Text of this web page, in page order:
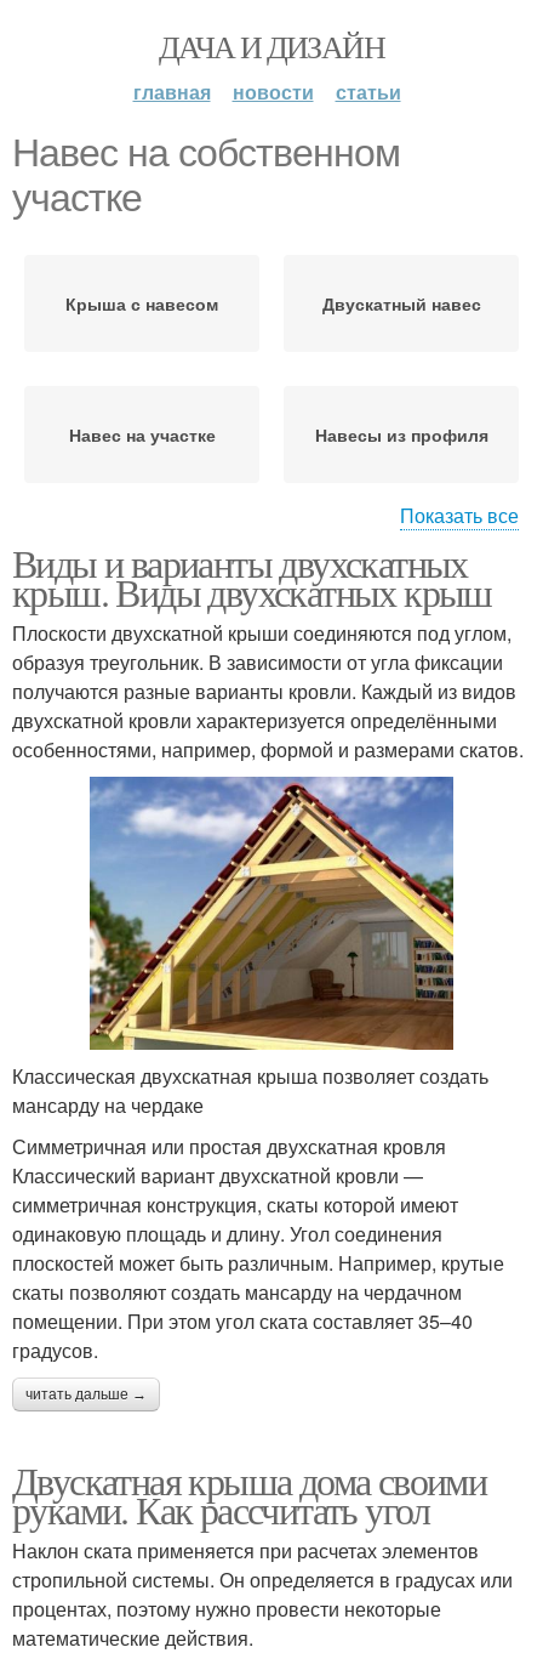
ДАЧА И ДИЗАЙН
главная новости статьи
Навес на собственном
участке
Крыша с навесом Двускатный навес
Навес на участке Навесы из профиля
металлического
профиля
Показать все
Виды и варианты двухскатных
крыш. Виды двухскатных крыш
Плоскости двухскатной крыши соединяются под углом,
образуя треугольник. В зависимости от угла фиксации
получаются разные варианты кровли. Каждый из видов
двухскатной кровли характеризуется определёнными
особенностями, например, формой и размерами скатов.
Классическая двухскатная крыша позволяет создать
мансарду на чердаке
Симметричная или простая двухскатная кровля
Классический вариант двухскатной кровли —
симметричная конструкция, скаты которой имеют
одинаковую площадь и длину. Угол соединения
плоскостей может быть различным. Например, крутые
скаты позволяют создать мансарду на чердачном
помещении. При этом угол ската составляет 35–40
градусов.
читать дальше →
Двускатная крыша дома своими
руками. Как рассчитать угол
Наклон ската применяется при расчетах элементов
стропильной системы. Он определяется в градусах или
процентах, поэтому нужно провести некоторые
математические действия.